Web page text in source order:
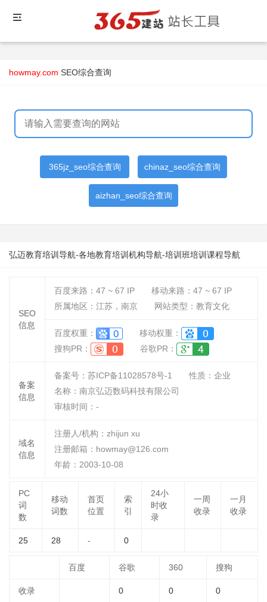
howmay.com SEO综合查询
365jz_seo综合查询 chinaz_seo综合查询
aizhan_seo综合查询
弘迈教育培训导航-各地教育培训机构导航-培训班培训课程导航
SEO
信息
百度来路： 47 ~ 67 IP 移动来路： 47 ~ 67 IP
所属地区：江苏，南京
网站类型：教育文化
百度权重：
移动权重：
搜狗PR：
谷歌PR：
备案
信息
备案号：苏ICP备11028578号-1 性质： 企业
名称： 南京弘迈数码科技有限公司
审核时间： -
域名
信息
注册人/机构：zhijun xu
注册邮箱：howmay@126.com
年龄：2003-10-08
PC
词
数
移动
词数
首页
位置
索
引
24小
时收
录
一周
收录
一月
收录
25 28 - 0
百度 谷歌 360 搜狗
收录 0 0 0